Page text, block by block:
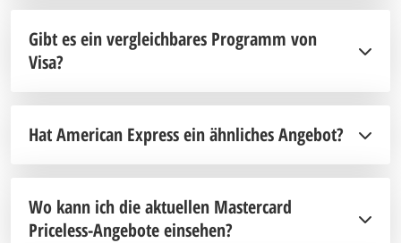
Gibt es ein vergleichbares Programm von
Visa?
Hat American Express ein ähnliches Angebot?
Wo kann ich die aktuellen Mastercard
Priceless-Angebote einsehen?